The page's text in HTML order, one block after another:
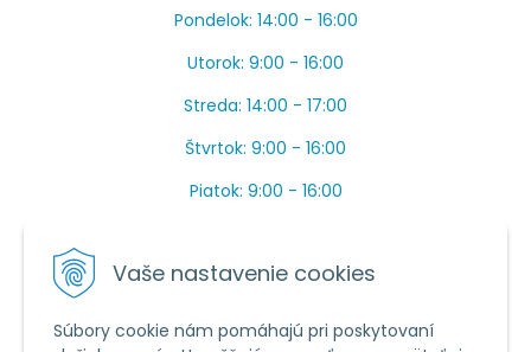
Vaše nastavenie cookies
Súbory cookie nám pomáhajú pri poskytovaní
Pondelok: 14:00 - 16:00
Utorok: 9:00 - 16:00
Streda: 14:00 - 17:00
Štvrtok: 9:00 - 16:00
Piatok: 9:00 - 16:00
Máme toho veľa v sezóne, ak sa nedovoláte, píšte
prosím mail.